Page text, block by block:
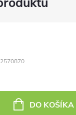
DO KOŠÍKA